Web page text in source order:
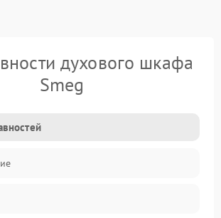
духового шкафа
Smeg